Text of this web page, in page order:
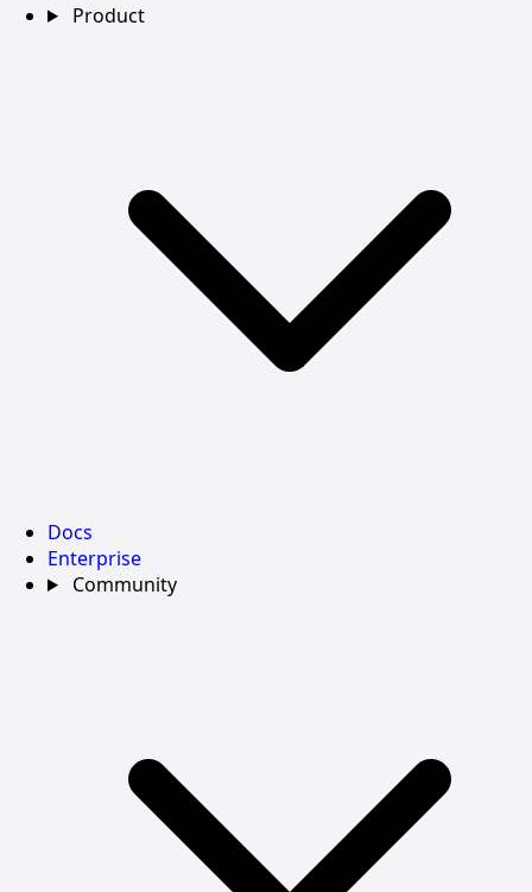
Product
Docs
Enterprise
Community